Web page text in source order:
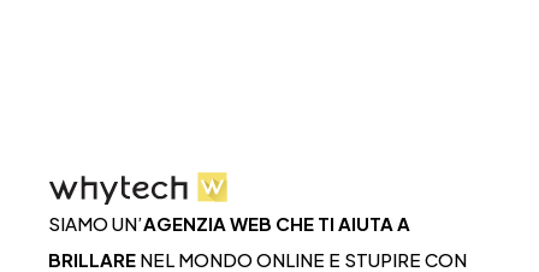
SIAMO UN’AGENZIA WEB CHE TI AIUTA A
BRILLARE NEL MONDO ONLINE E STUPIRE CON